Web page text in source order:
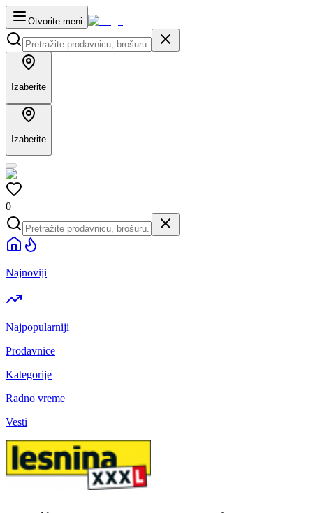
Otvorite meni
Izaberite
Izaberite
0
Najnoviji
Najpopularniji
Prodavnice
Kategorije
Radno vreme
Vesti